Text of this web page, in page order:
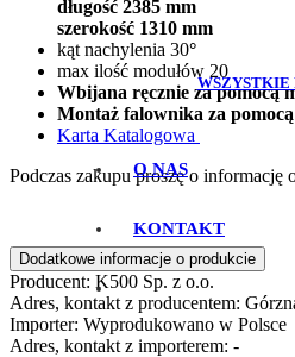
WSZYSTKIE
O NAS
KONTAKT
długość 2385 mm
szerokość 1310 mm
kąt nachylenia 30°
max ilość modułów 20
Wbijana ręcznie za pomocą
Montaż falownika za
Karta Katalogowa
Podczas zakupu proszę o informację
Dodatkowe informacje o produkcie
Producent: K500 Sp. z o.o.
Adres, kontakt z producentem:
Importer: Wyprodukowano w Polsce
Adres, kontakt z importerem: -